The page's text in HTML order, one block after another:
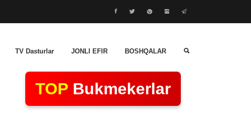
TV Dasturlar JONLI EFIR BOSHQALAR
TOP Bukmekerlar